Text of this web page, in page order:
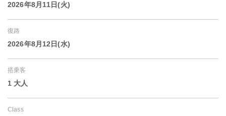
2026年8月11日(火)
復路
2026年8月12日(水)
搭乗客
1 大人
Class